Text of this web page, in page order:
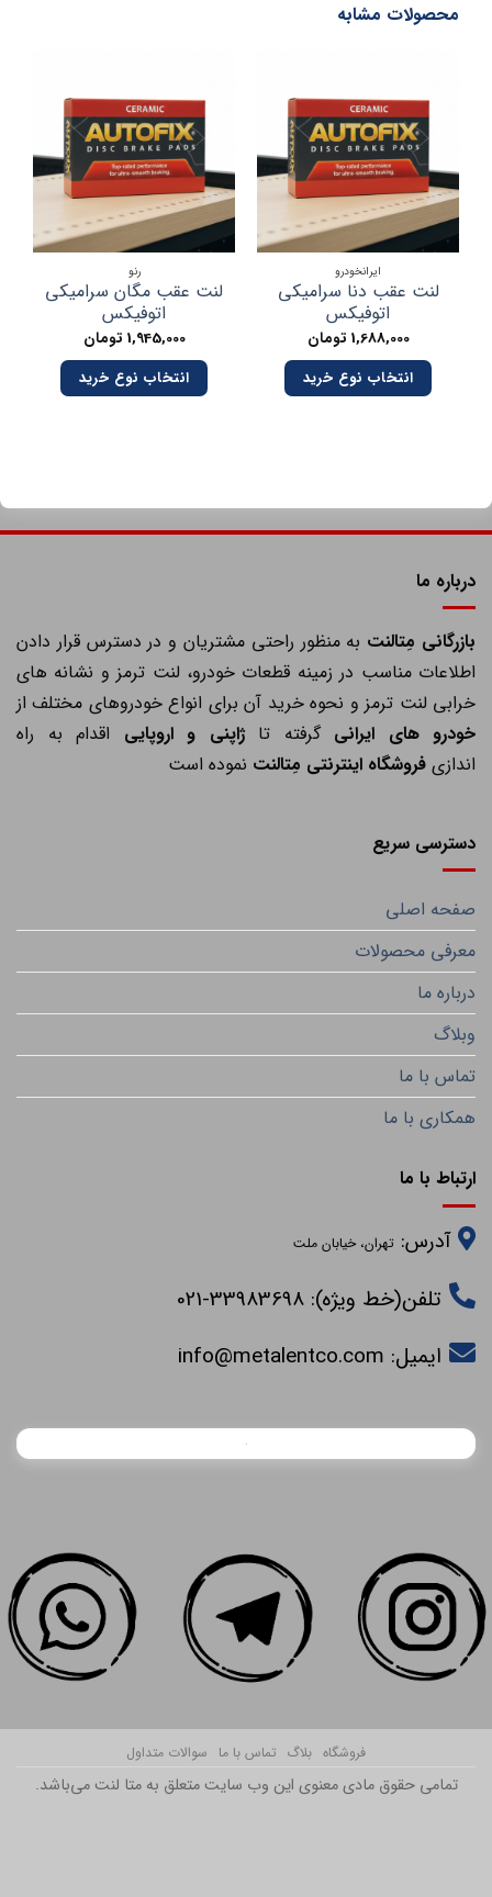
محصولات مشابه
ایرانخودرو
لنت عقب دنا سرامیکی
اتوفیکس
1,688,000تومان
انتخاب نوع خرید
لنت عقب مگان سرامیکی
اتوفیکس
1,945,000تومان
انتخاب نوع خرید
درباره ما
بازرگانی مِتالنتبه منظور راحتی مشتریان و در دسترس قرار دادن
اطلاعات مناسب در زمینه قطعات خودرو، لنت ترمز و نشانه های
خرابی لنت ترمز و نحوه خرید آن برای انواع خودروهای مختلف از
خودرو های ایرانیگرفته تاژاپنی و اروپاییاقدام به راه
اندازیفروشگاه اینترنتی مِتالنتنموده است
دسترسی سریع
صفحه اصلی
معرفی محصولات
درباره ما
وبلاگ
تماس با ما
همکاری با ما
ارتباط با ما
آدرس:تهران، خیابان ملت
تلفن(خط ویژه): 33983698-021
ایمیل:info@metalentco.com
فروشگاه بلاگ تماس با ما سوالات متداول
تمامی حقوق مادی معنوی این وب سایت متعلق به متا لنت می‌باشد.